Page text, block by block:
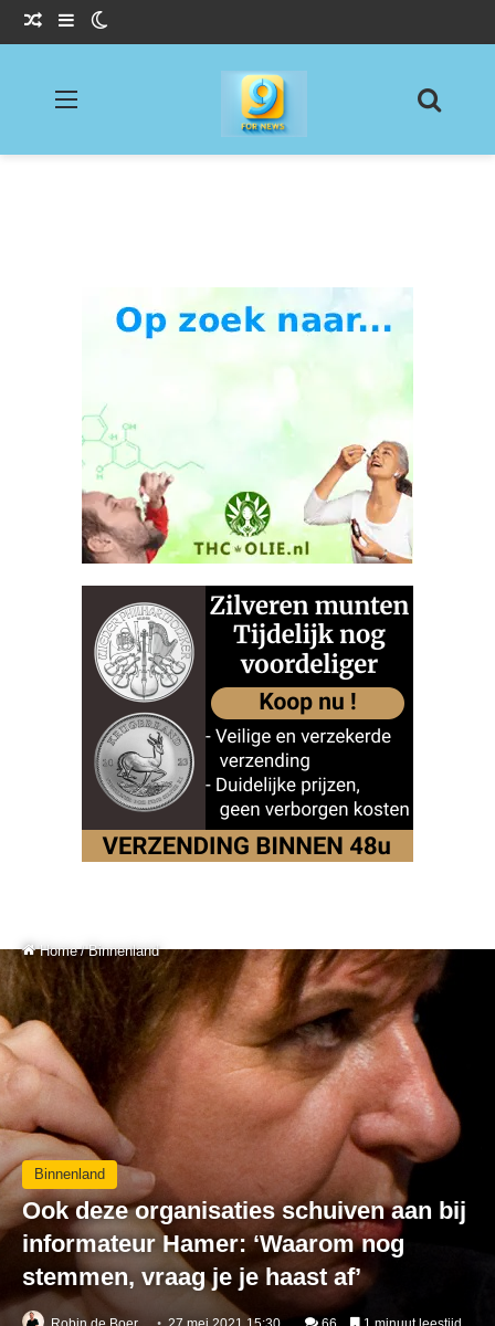
Willekeurig Artikel
Sidebar
Home / Binnenland
Binnenland
Ook deze organisaties schuiven aan bij
informateur Hamer: ‘Waarom nog
stemmen, vraag je je haast af’